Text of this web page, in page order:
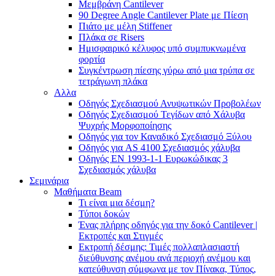
Μεμβράνη Cantilever
90 Degree Angle Cantilever Plate με Πίεση
Πιάτο με μέλη Stiffener
Πλάκα σε Risers
Ημισφαιρικό κέλυφος υπό συμπυκνωμένα
φορτία
Συγκέντρωση πίεσης γύρω από μια τρύπα σε
τετράγωνη πλάκα
Αλλα
Οδηγός Σχεδιασμού Ανυψωτικών Προβολέων
Οδηγός Σχεδιασμού Τεγίδων από Χάλυβα
Ψυχρής Μορφοποίησης
Οδηγός για τον Καναδικό Σχεδιασμό Ξύλου
Οδηγός για AS 4100 Σχεδιασμός χάλυβα
Οδηγός ΕΝ 1993-1-1 Ευρωκώδικας 3
Σχεδιασμός χάλυβα
Σεμινάρια
Μαθήματα Beam
Τι είναι μια δέσμη?
Τύποι δοκών
Ένας πλήρης οδηγός για την δοκό Cantilever |
Εκτροπές και Στιγμές
Εκτροπή δέσμης: Τιμές πολλαπλασιαστή
διεύθυνσης ανέμου ανά περιοχή ανέμου και
κατεύθυνση σύμφωνα με τον Πίνακα, Τύπος,